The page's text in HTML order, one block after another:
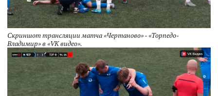
Скриншот трансляции матча «Чертаново» - «Торпедо-
Владимир» в «VK видео».